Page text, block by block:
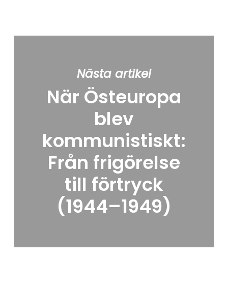
Nästa artikel
När Östeuropa
blev
kommunistiskt:
Från frigörelse
till förtryck
(1944–1949)